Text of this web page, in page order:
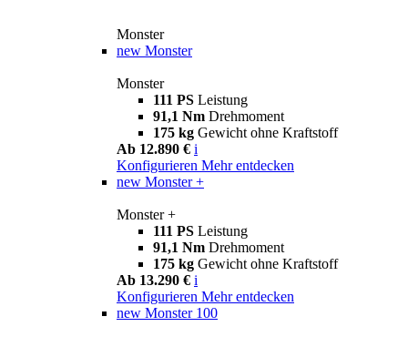
Monster
new Monster
Monster
111 PS Leistung
91,1 Nm Drehmoment
175 kg Gewicht ohne Kraftstoff
Ab 12.890 € i
Konfigurieren Mehr entdecken
new Monster +
Monster +
111 PS Leistung
91,1 Nm Drehmoment
175 kg Gewicht ohne Kraftstoff
Ab 13.290 € i
Konfigurieren Mehr entdecken
new Monster 100